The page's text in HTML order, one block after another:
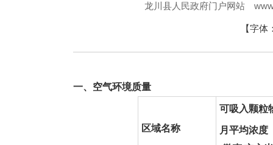
龙川县人民政府门户网站
【字体
一、空气环境质量
区域名称
可吸入颗粒
月平均浓度